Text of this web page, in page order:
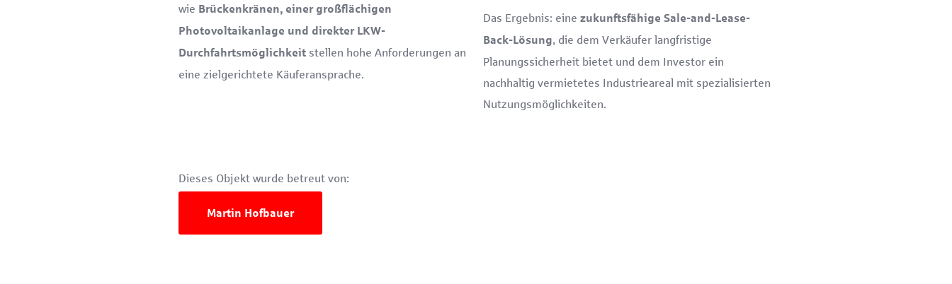
wie Brückenkränen, einer großflächigen
Photovoltaikanlage und direkter LKW-
Durchfahrtsmöglichkeit stellen hohe Anforderungen an
eine zielgerichtete Käuferansprache.
Das Ergebnis: eine zukunftsfähige Sale-and-Lease-
Back-Lösung, die dem Verkäufer langfristige
Planungssicherheit bietet und dem Investor ein
nachhaltig vermietetes Industrieareal mit spezialisierten
Nutzungsmöglichkeiten.
Dieses Objekt wurde betreut von:
Martin Hofbauer